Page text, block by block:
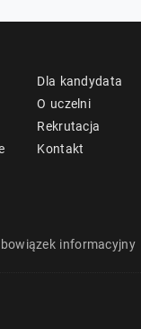
Dla kandydata
O uczelni
Rekrutacja
Kontakt
informacyjny